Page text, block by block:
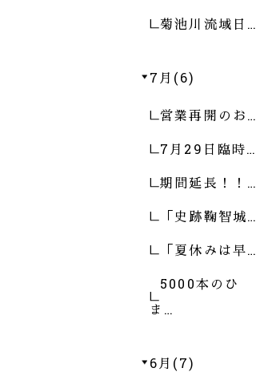
菊池川流域日…
7月(6)
営業再開のお…
7月29日臨時…
期間延長！！…
「史跡鞠智城…
「夏休みは早…
5000本のひ
ま…
6月(7)